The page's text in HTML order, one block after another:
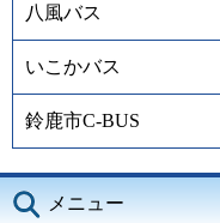
八風バス
いこかバス
鈴鹿市C-BUS
メニュー